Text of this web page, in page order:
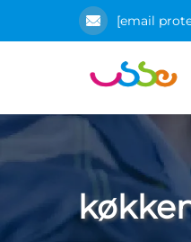
[email